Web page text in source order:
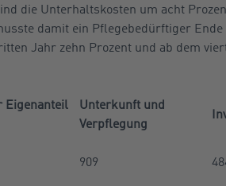
die Unterhaltskosten um acht
damit ein Pflegebedürftiger
Jahr zehn Prozent und ab dem
Eigenanteil
Unterkunft und
Verpflegung
909